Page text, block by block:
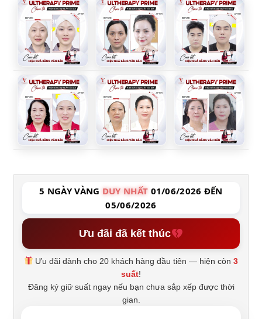
5 NGÀY VÀNG DUY NHẤT 01/06/2026 ĐẾN
05/06/2026
Ưu đãi đã kết thúc
Ưu đãi dành cho 20 khách hàng đầu tiên — hiện còn3
suất!
Đăng ký giữ suất ngay nếu bạn chưa sắp xếp được thời
gian.